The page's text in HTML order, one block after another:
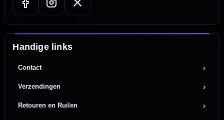
Handige links
Contact
Verzendingen
Retouren en Ruilen